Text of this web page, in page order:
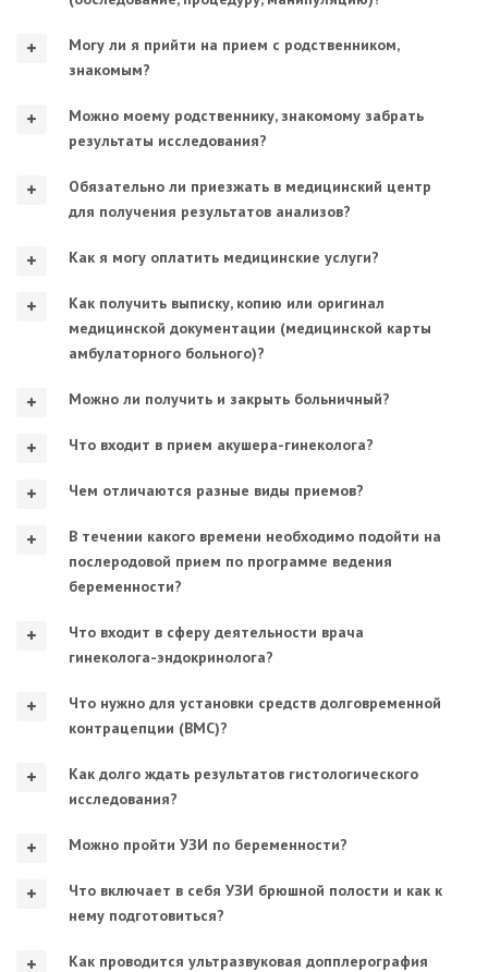
Могу ли я прийти на прием с родственником,
знакомым?
Можно моему родственнику, знакомому забрать
результаты исследования?
Обязательно ли приезжать в медицинский центр
для получения результатов анализов?
Как я могу оплатить медицинские услуги?
Как получить выписку, копию или оригинал
медицинской документации (медицинской карты
амбулаторного больного)?
Можно ли получить и закрыть больничный?
Что входит в прием акушера-гинеколога?
Чем отличаются разные виды приемов?
В течении какого времени необходимо подойти на
послеродовой прием по программе ведения
беременности?
Что входит в сферу деятельности врача
гинеколога-эндокринолога?
Что нужно для установки средств долговременной
контрацепции (ВМС)?
Как долго ждать результатов гистологического
исследования?
Можно пройти УЗИ по беременности?
Что включает в себя УЗИ брюшной полости и как к
нему подготовиться?
Как проводится ультразвуковая допплерография